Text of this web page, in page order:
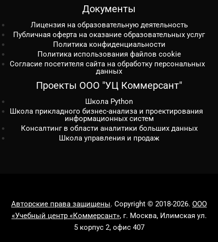
Документы
Лицензия на образовательную деятельность
Публичная оферта на оказание образовательных услуг
Политика конфиденциальности
Политика использования файлов cookie
Согласие посетителя сайта на обработку персональных
данных
Проекты ООО "УЦ Коммерсант"
Школа Python
Школа прикладного бизнес-анализа и проектирования
информационных систем
Консалтинг в области аналитики больших данных
Школа управления и продаж
Авторские права защищены. Copyright © 2018-2026. ООО
«Учебный центр «Коммерсант», г. Москва, Илимская ул.
5 корпус 2, офис 407